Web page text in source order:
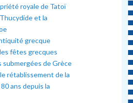
royale de Tatoï
et la
grecque
fêtes grecques
submergées de Grèce
rétablissement de la
ans depuis la